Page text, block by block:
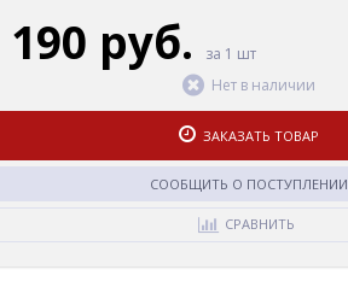
190 руб.
за 1 шт
Нет в наличии
ЗАКАЗАТЬ ТОВАР
СООБЩИТЬ О ПОСТУПЛЕНИИ
СРАВНИТЬ